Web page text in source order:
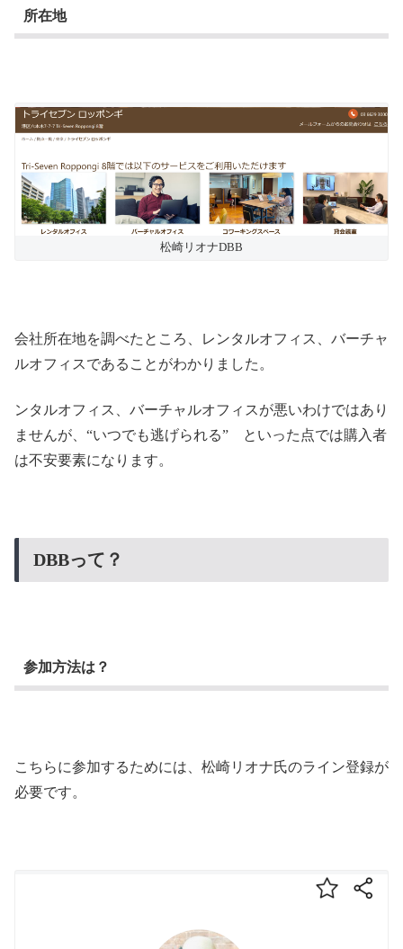
所在地
松崎リオナDBB
会社所在地を調べたところ、レンタルオフィス、バーチャ
ルオフィスであることがわかりました。
ンタルオフィス、バーチャルオフィスが悪いわけではあり
ませんが、“いつでも逃げられる” といった点では購入者
は不安要素になります。
DBBって？
参加方法は？
こちらに参加するためには、松崎リオナ氏のライン登録が
必要です。